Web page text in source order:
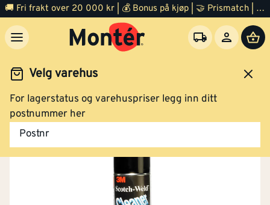
🚚 Fri frakt over 20 000 kr | 💰 Bonus på kjøp | 🤝 Prismatch | ⭐ 100% fornøyd garanti | 🏪 140 byggevarehus
Velg varehus
For lagerstatus og varehuspriser legg inn ditt
postnummer her
Postnr
Malingsfjerner og tilbehør